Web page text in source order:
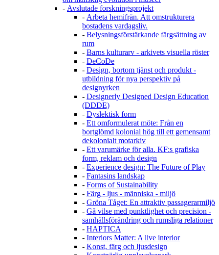
- Avslutade forskningsprojekt
- Arbeta hemifrån. Att omstrukturera
bostadens vardagsliv.
- Belysningsförstärkande färgsättning av
rum
- Barns kulturarv - arkivets visuella röster
- DeCoDe
- Design, bortom tjänst och produkt -
utbildning för nya perspektiv på
designyrken
- Designerly Designed Design Education
(DDDE)
- Dyslektisk form
- Ett omformulerat möte: Från en
bortglömd kolonial hög till ett gemensamt
dekolonialt motarkiv
- Ett varumärke för alla. KF:s grafiska
form, reklam och design
- Experience design: The Future of Play
- Fantasins landskap
- Forms of Sustainability
- Färg - ljus - människa - miljö
- Gröna Tåget: En attraktiv passagerarmiljö
- Gå vilse med punktlighet och precision -
samhällsförändring och rumsliga relationer
- HAPTICA
- Interiors Matter: A live interior
- Konst, färg och ljusdesign